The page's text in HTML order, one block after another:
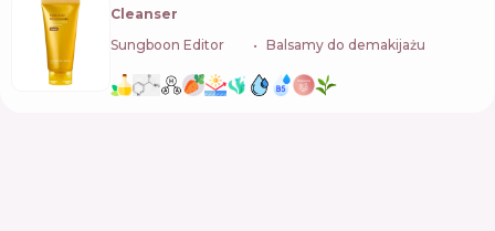
Cleanser
Sungboon Editor
Balsamy do demakijażu